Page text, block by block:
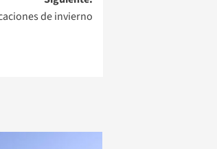
de invierno